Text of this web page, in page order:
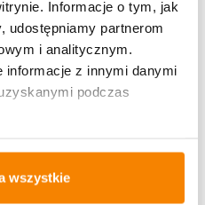
Informacje o tym, jak
udostępniamy partnerom
i analitycznym.
informacje z innymi danymi
podczas
wszystkie